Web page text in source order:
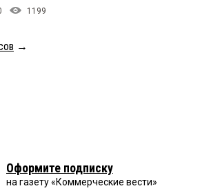
1199
→
Оформите подписку
на газету «Коммерческие вести»